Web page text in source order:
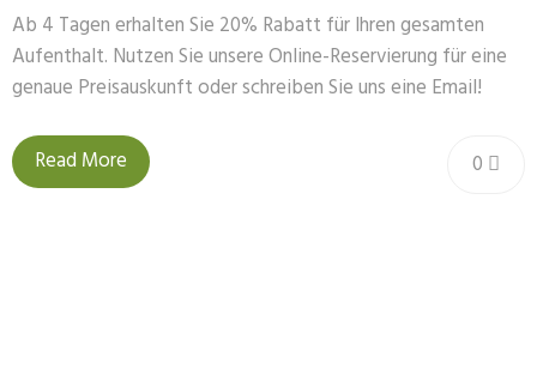
Ab 4 Tagen erhalten Sie 20% Rabatt für Ihren gesamten
Aufenthalt. Nutzen Sie unsere Online-Reservierung für eine
genaue Preisauskunft oder schreiben Sie uns eine Email!
0
Read More